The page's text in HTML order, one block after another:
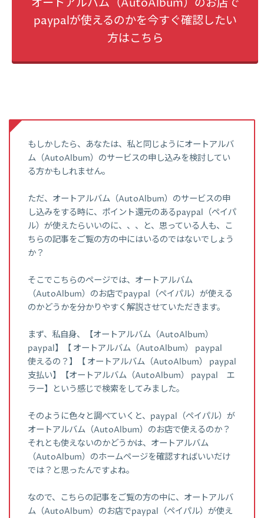
paypalが使えるのかを今すぐ確認したい
方はこちら
もしかしたら、あなたは、私と同じようにオートアルバ
ム（AutoAlbum）のサービスの申し込みを検討してい
る方かもしれません。
ただ、オートアルバム（AutoAlbum）のサービスの申
し込みをする時に、ポイント還元のあるpaypal（ペイパ
ル）が使えたらいいのに、、、と、思っている人も、こ
ちらの記事をご覧の方の中にはいるのではないでしょう
か？
そこでこちらのページでは、オートアルバム
（AutoAlbum）のお店でpaypal（ペイパル）が使える
のかどうかを分かりやすく解説させていただきます。
まず、私自身、【オートアルバム（AutoAlbum）
paypal】【 オートアルバム（AutoAlbum） paypal
使えるの？】【 オートアルバム（AutoAlbum） paypal
支払い】【オートアルバム（AutoAlbum） paypal エ
ラー】という感じで検索をしてみました。
そのように色々と調べていくと、paypal（ペイパル）が
オートアルバム（AutoAlbum）のお店で使えるのか？
それとも使えないのかどうかは、オートアルバム
（AutoAlbum）のホームページを確認すればいいだけ
では？と思ったんですよね。
なので、こちらの記事をご覧の方の中に、オートアルバ
ム（AutoAlbum）のお店でpaypal（ペイパル）が使え